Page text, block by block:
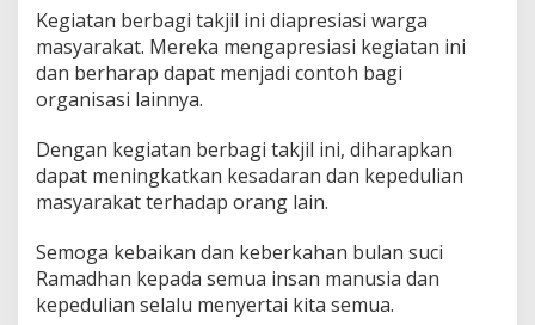
P
e
r
k
u
t
S
i
l
t
u
r
a
Kegiatan berbagi takjil ini diapresiasi warga
masyarakat. Mereka mengapresiasi kegiatan ini
dan berharap dapat menjadi contoh bagi
organisasi lainnya.
Dengan kegiatan berbagi takjil ini, diharapkan
dapat meningkatkan kesadaran dan kepedulian
masyarakat terhadap orang lain.
Semoga kebaikan dan keberkahan bulan suci
Ramadhan kepada semua insan manusia dan
kepedulian selalu menyertai kita semua.